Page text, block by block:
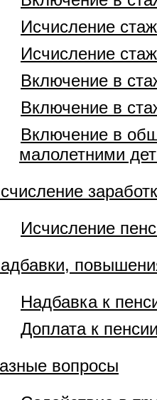
Исчисление
Исчисление
Включение в
Включение в
Включение в
малолетними
Исчисление
Надбавка к
Доплата к
вопросы